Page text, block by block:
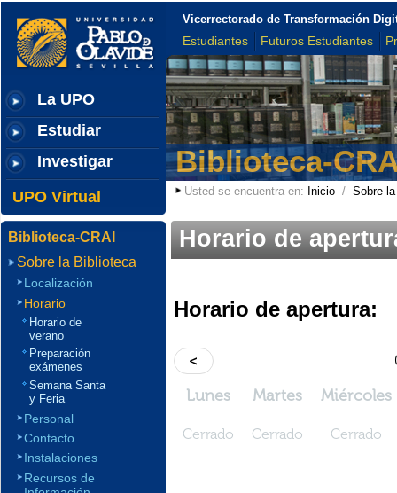
La UPO
Estudiar
Investigar
UPO Virtual
Vicerrectorado de Transformación
Estudiantes Futuros Estudiantes
Biblioteca-
Usted se encuentra en: Inicio/ Sobre
Horario de
Horario de apertura:
<
Lunes
Cerrado
Martes
Cerrado
Miércoles
Cerrado
Biblioteca-CRAI
Sobre la Biblioteca
Localización
Horario
Horario de
verano
Preparación
exámenes
Semana Santa
y Feria
Personal
Contacto
Instalaciones
Recursos de